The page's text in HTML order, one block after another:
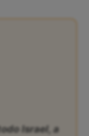
Israel, a